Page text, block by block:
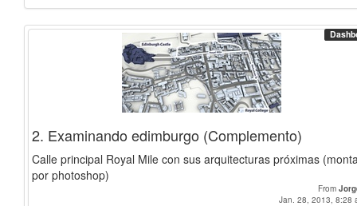
2. Examinando edimburgo (Complemento)
Calle principal Royal Mile con sus arquitecturas próximas
por photoshop)
From
Jan. 28, 2013, 8:28